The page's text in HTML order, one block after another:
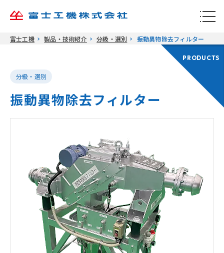
PRODUCTS
富士工機 製品・技術紹介 分級・選別 振動異物除去フィルター
分級・選別
振動異物除去フィルター